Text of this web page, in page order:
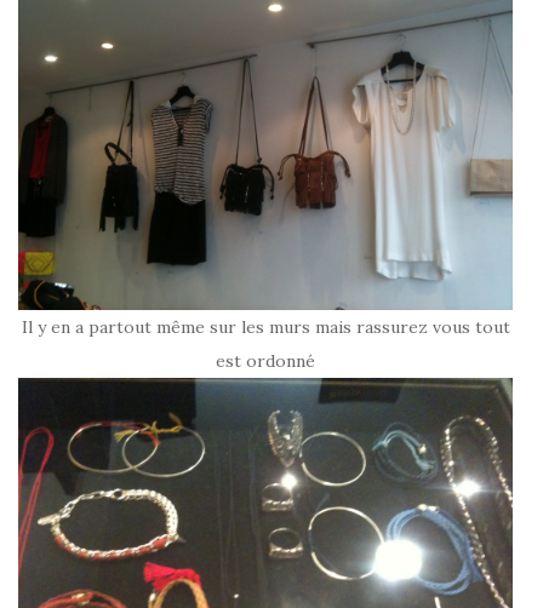
Il y en a partout même sur les murs mais rassurez vous tout
est ordonné